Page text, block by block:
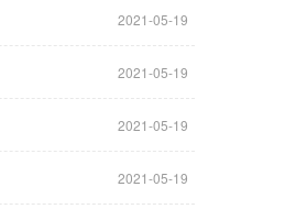
2021-05-19
2021-05-19
2021-05-19
2021-05-19